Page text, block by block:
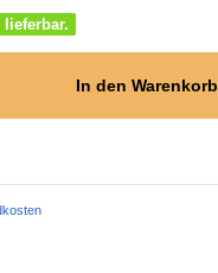
lieferbar.
In den Warenkorb